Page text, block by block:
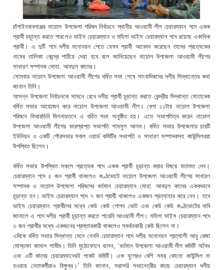
চাঁপাইনবাবগঞ্জের নাচোল উপজেলা পরিষদ নির্বাচনে স্থানীয় আওয়ামী লীগ চেয়ারম্যান পদে একক
প্রার্থী চড়ূান্ত করতে পারলেও ভাইস চেয়ারম্যান ও মহিলা ভাইস চেয়ারম্যান পদে রয়েছে একাধিক
প্রার্থী। এ দুটি পদে দলীয় মনোনয়ন পেতে যেসব প্রার্থী আবেদন করেছেন তাদের প্রত্যেকের
নামের তালিকা কেন্দ্রে পাঠিয়ে দেয়া হবে বলে জানিয়েছেন নাচোল উপজেলা আওয়ামী লীগের
সাধারণ সম্পাদক মোহা. আবদুল কাদের।
সোমবার নাচোল উপজেলা আওয়ামী লীগের বর্ধিত সভা শেষে সাংবাদিকদের দলীয় সিদ্ধান্তের কথা
জানান তিনি।
আসন্ন উপজেলা নির্বাচনকে সামনে রেখে দলীয় প্রার্থী চূড়ান্ত করতে কেন্দ্রীয় সিদ্ধান্ত মোতাবেক
বর্ধিত সভার আয়োজন করে নাচোল উপজেলা আওয়ামী লীগ। বেলা ১১টায় নাচোল উপজেলা
পরিষদে বিআরডিবি মিলনায়তনে এ বর্ধিত সভা অনুষ্ঠিত হয়। এতে সভাপতিত্ব করেন নাচোল
উপজেলা আওয়ামী লীগের ভারপ্রাপ্ত সভাপতি শামসুল আলম। বর্ধিত সভায় উপজেলার চারটি
ইউনিয়ন ও একটি পৌরসভার সকল ওয়ার্ড কমিটির সভাপতি ও সাধারণ সম্পাদকসহ কাউন্সিলররা
উপস্থিত ছিলেন।
বর্ধিত সভায় উপস্থিত সকলে প্রত্যেক পদে একক প্রার্থী চূড়ান্ত করার বিষয়ে মতামত দেন।
চেয়ারম্যান পদে ৫ জন প্রার্থী থাকলেও কণ্ঠভোটে নাচোল উপজেলা আওয়ামী লীগের সাধারণ
সম্পাদক ও নাচোল উপজেলা পরিষদের বর্তমান চেয়ারম্যান মোহা. আবদুল কাদের এককভাবে
চূড়ান্ত হন। ভাইস চেয়ারম্যান পদে ৭ জন প্রার্থী থাকলেও একজন প্রত্যাহার করে নেন। তবে
ভাইস চেয়ারম্যান প্রার্থীদের মধ্যে কেউ কেউ গোপন ভোট এবং কেউ কেউ কণ্ঠভোটের দাবি
জানালে এ পদে দলীয় প্রার্থী চূড়ান্ত করতে পারেনি আওয়ামী লীগ। মহিলা ভাইস চেয়ারম্যান পদে
৩ জন প্রার্থীর মধ্যে একজনের প্রস্তাবকারী থাকলেও সমর্থনকারী কেউ ছিলেন না।
এদিকে বর্ধিত সভার সিদ্ধান্ত মেনে নেননি চেয়ারম্যান পদে দলীয় মনোনয়ন প্রত্যাশী আবু রেজা
মোস্তফা কামাল শামীম। তিনি মুঠোফোনে বলেন, ‘বর্তমান উপজেলা আওয়ামী লীগ কমিটি অবৈধ
এবং এটি কাদের চেয়ারম্যানেরই পকেট কমিটি। এক যুগেরও বেশি সময় কোনো কাউন্সিল না
হওয়ায় নেতাকর্মীরাও বিক্ষুব্ধ।’ তিনি জানান, সরাসরি সভানেত্রীর কাছে চেয়ারম্যান দলীয়